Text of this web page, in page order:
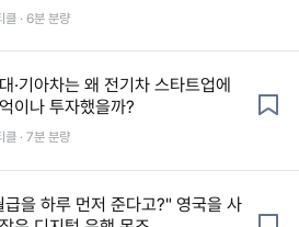
클 · 6분 분량
·기아차는 왜 전기차 스타트업에
이나 투자했을까?
클 · 7분 분량
급을 하루 먼저 준다고?" 영국을 사